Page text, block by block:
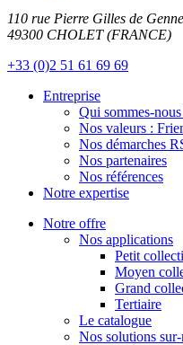
110 rue Pierre Gilles de
49300 CHOLET (FRANCE)
+33 (0)2 51 61 69 69
Entreprise
Qui sommes-
Nos valeurs :
Nos démarches
Nos partenaires
Nos références
Notre expertise
Notre offre
Nos applications
Petit
Moyen
Grand
Tertiaire
Le catalogue
Nos solutions sur-